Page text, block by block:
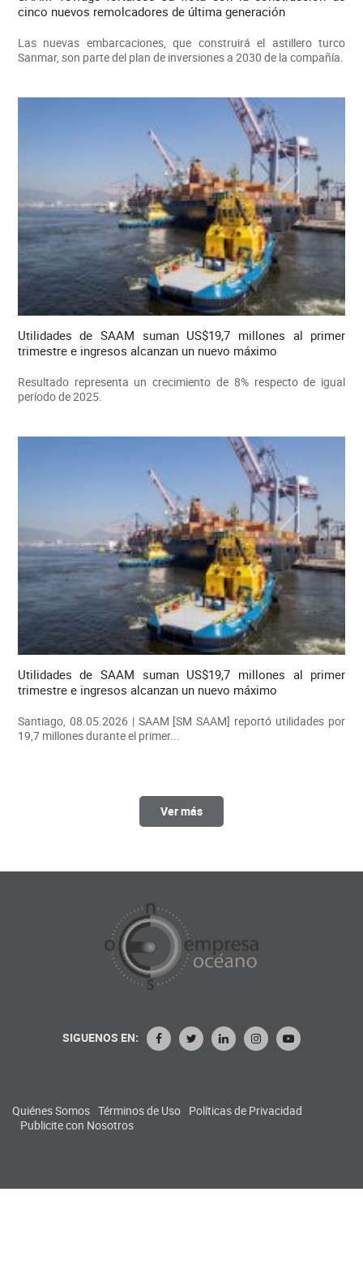
cinco nuevos remolcadores de última generación
Las nuevas embarcaciones, que construirá el astillero turco
Sanmar, son parte del plan de inversiones a 2030 de la compañía.
Utilidades de SAAM suman US$19,7 millones al primer
trimestre e ingresos alcanzan un nuevo máximo
Resultado representa un crecimiento de 8% respecto de igual
período de 2025.
Utilidades de SAAM suman US$19,7 millones al primer
trimestre e ingresos alcanzan un nuevo máximo
Santiago, 08.05.2026 | SAAM [SM SAAM] reportó utilidades por
19,7 millones durante el primer...
Ver más
SIGUENOS EN:
Quiénes Somos Términos de Uso Políticas de Privacidad
Publicite con Nosotros